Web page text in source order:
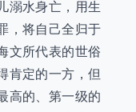
溺水身亡，用生
，将自己全归于
文所代表的世俗
肯定的一方，但
高的、第一级的